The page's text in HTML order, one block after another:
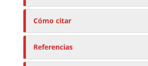
s
a
Cómo citar
Referencias